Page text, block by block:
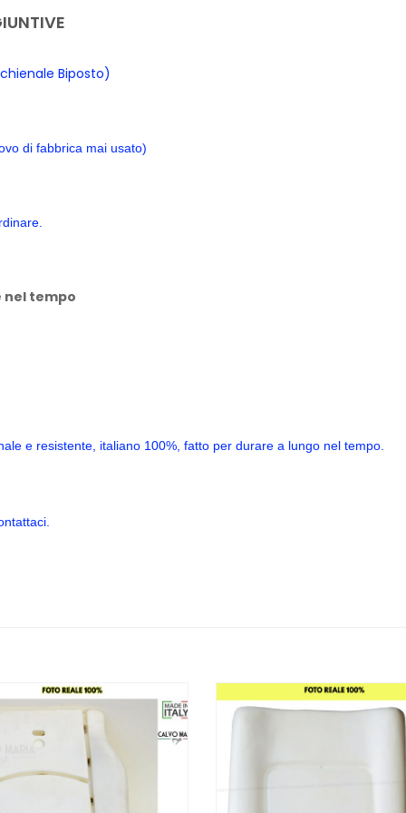
Biposto)
di fabbrica mai usato)
tempo
e resistente, italiano 100%, fatto per durare a lungo nel tempo.